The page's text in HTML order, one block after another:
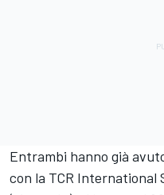
Entrambi hanno già
con la TCR